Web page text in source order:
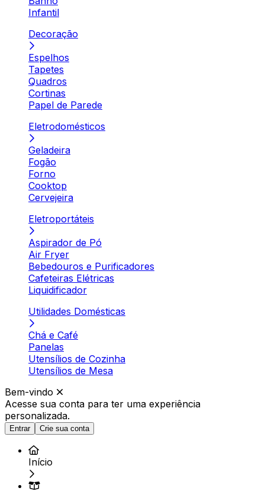
Infantil
Decoração
Espelhos
Tapetes
Quadros
Cortinas
Papel de Parede
Eletrodomésticos
Geladeira
Fogão
Forno
Cooktop
Cervejeira
Eletroportáteis
Aspirador de Pó
Air Fryer
Bebedouros e Purificadores
Cafeteiras Elétricas
Liquidificador
Utilidades Domésticas
Chá e Café
Panelas
Utensílios de Cozinha
Utensílios de Mesa
Bem-vindo
Acesse sua conta para ter uma experiência
personalizada.
Entrar Crie sua conta
Início